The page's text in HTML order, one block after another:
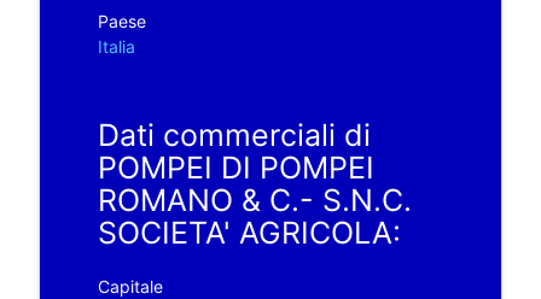
Paese
Italia
Dati commerciali di
POMPEI DI POMPEI
ROMANO & C.- S.N.C.
SOCIETA' AGRICOLA:
Capitale